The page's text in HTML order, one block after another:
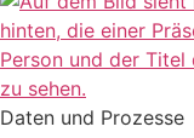
Daten und Prozesse